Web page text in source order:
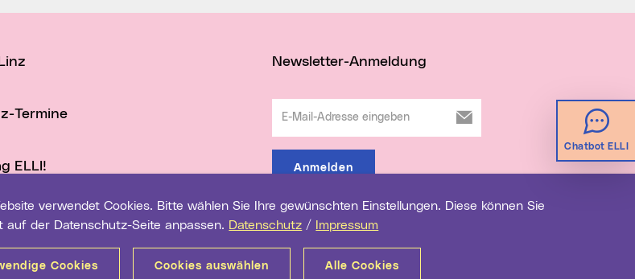
auf der Datenschutz-Seite anpassen. Datenschutz / Impressum
Cookies Cookies auswählen Alle Cookies
Chatbot ELLI
Termine
ELLI!
auf Linz
Newsletter-Anmeldung
Anmelden